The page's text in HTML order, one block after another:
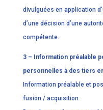
divulguées en application
d’une décision d’une
compétente.
3 – Information préalable
personnelles à des tiers
Information préalable et
fusion / acquisition